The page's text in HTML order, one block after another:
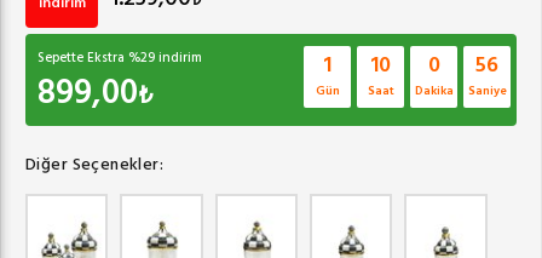
Sepette Ekstra %29indirim
899,00₺
1
Gün
10
Saat
0
Dakika
56
Saniye
Diğer Seçenekler: